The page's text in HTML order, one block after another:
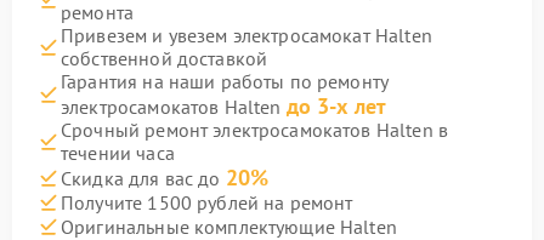
ремонта
Привезем и увезем электросамокат Halten
собственной доставкой
Гарантия на наши работы по ремонту
электросамокатов Halten до 3-х лет
Срочный ремонт электросамокатов Halten в
течении часа
Скидка для вас до 20%
Получите 1500 рублей на ремонт
Оригинальные комплектующие Halten